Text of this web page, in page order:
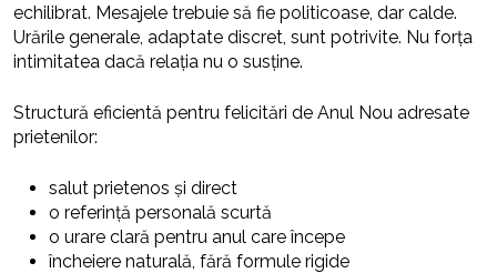
echilibrat. Mesajele trebuie să fie politicoase, dar calde.
Urările generale, adaptate discret, sunt potrivite. Nu forța
intimitatea dacă relația nu o susține.
Structură eficientă pentru felicitări de Anul Nou adresate
prietenilor:
salut prietenos și direct
o referință personală scurtă
o urare clară pentru anul care începe
încheiere naturală, fără formule rigide